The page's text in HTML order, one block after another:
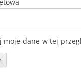
moje dane w tej